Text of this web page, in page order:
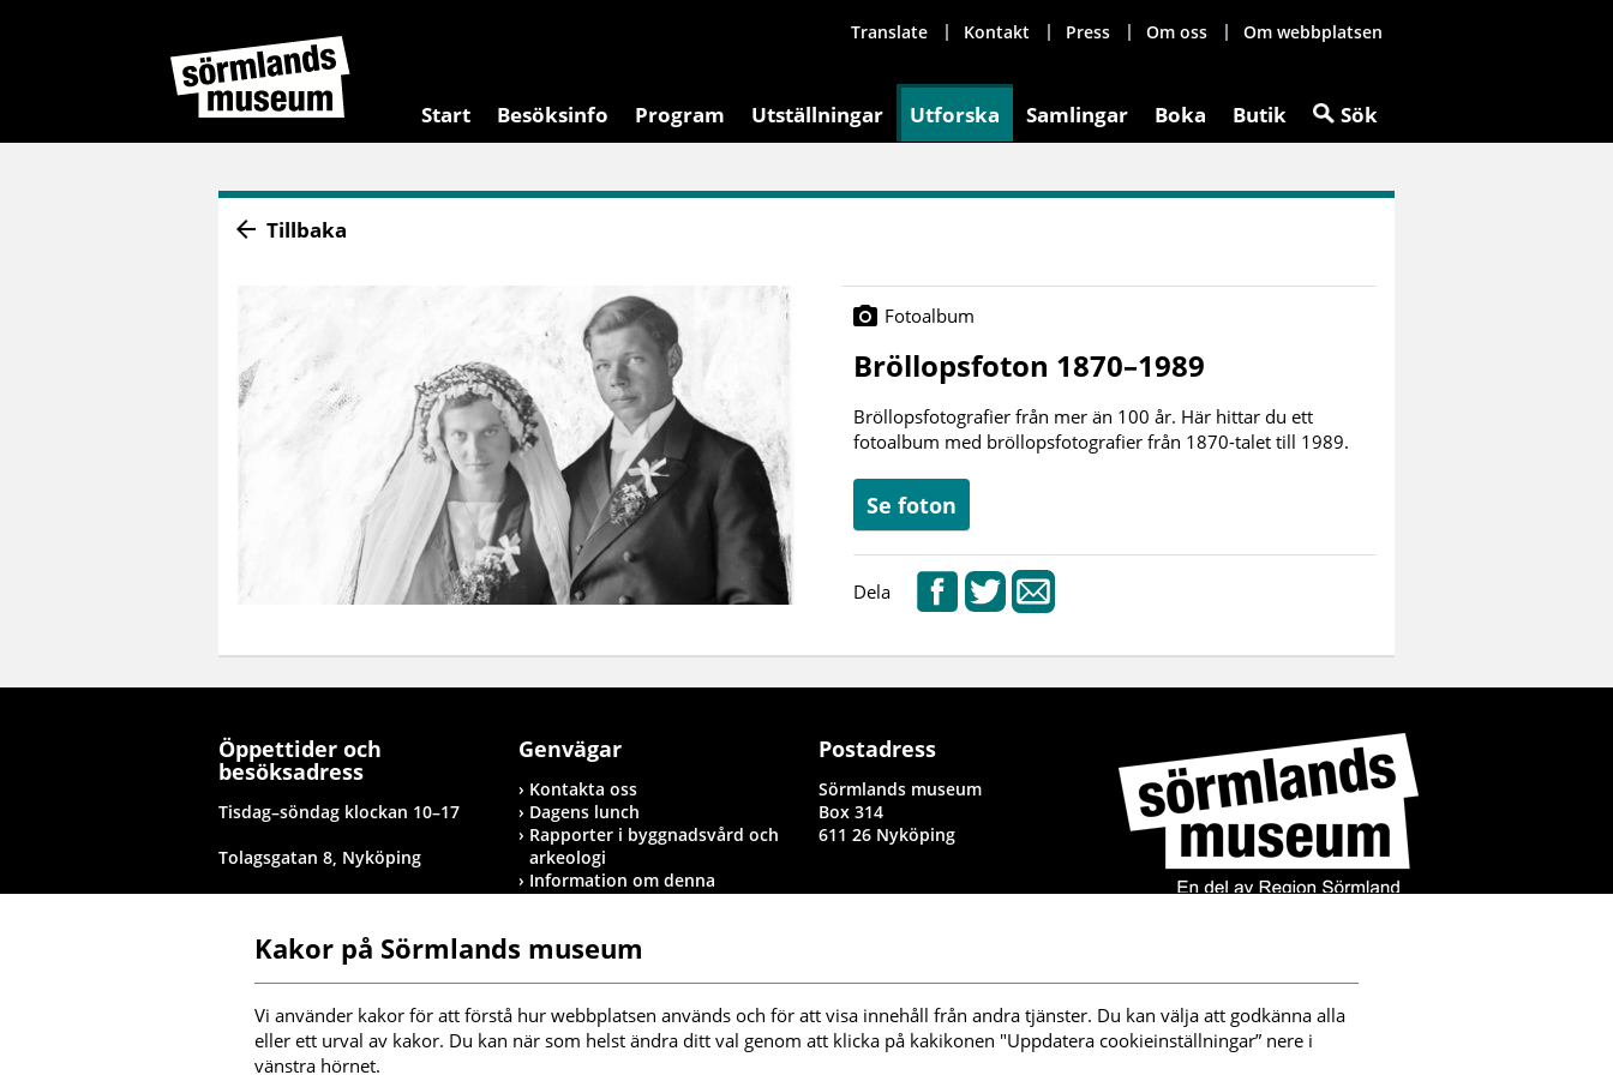
Translate Kontakt Press Om oss Om webbplatsen
Start Besöksinfo Program Utställningar Utforska Samlingar Boka Butik Sök
Tillbaka
Fotoalbum
Bröllopsfoton 1870–1989
Bröllopsfotografier från mer än 100 år. Här hittar du ett
fotoalbum med bröllopsfotografier från 1870-talet till 1989.
Se foton
Dela
Öppettider och
besöksadress
Tisdag–söndag klockan 10–17
Tolagsgatan 8, Nyköping
Genvägar
Kontakta oss
Dagens lunch
Rapporter i byggnadsvård och
arkeologi
Information om denna
Inställningar kakor
Följ oss i sociala
Postadress
Sörmlands museum
Box 314
611 26 Nyköping
Kakor på Sörmlands museum
Vi använder kakor för att förstå hur webbplatsen används och för att visa innehåll från andra tjänster. Du kan välja att godkänna alla
eller ett urval av kakor. Du kan när som helst ändra ditt val genom att klicka på kakikonen "Uppdatera cookieinställningar” nere i
vänstra hörnet.